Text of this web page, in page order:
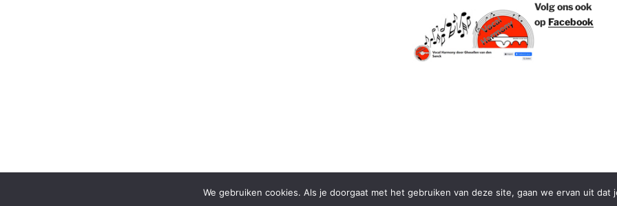
Volg ons ook
op Facebook
We gebruiken cookies. Als je doorgaat met het gebruiken van deze site, gaan we ervan uit dat